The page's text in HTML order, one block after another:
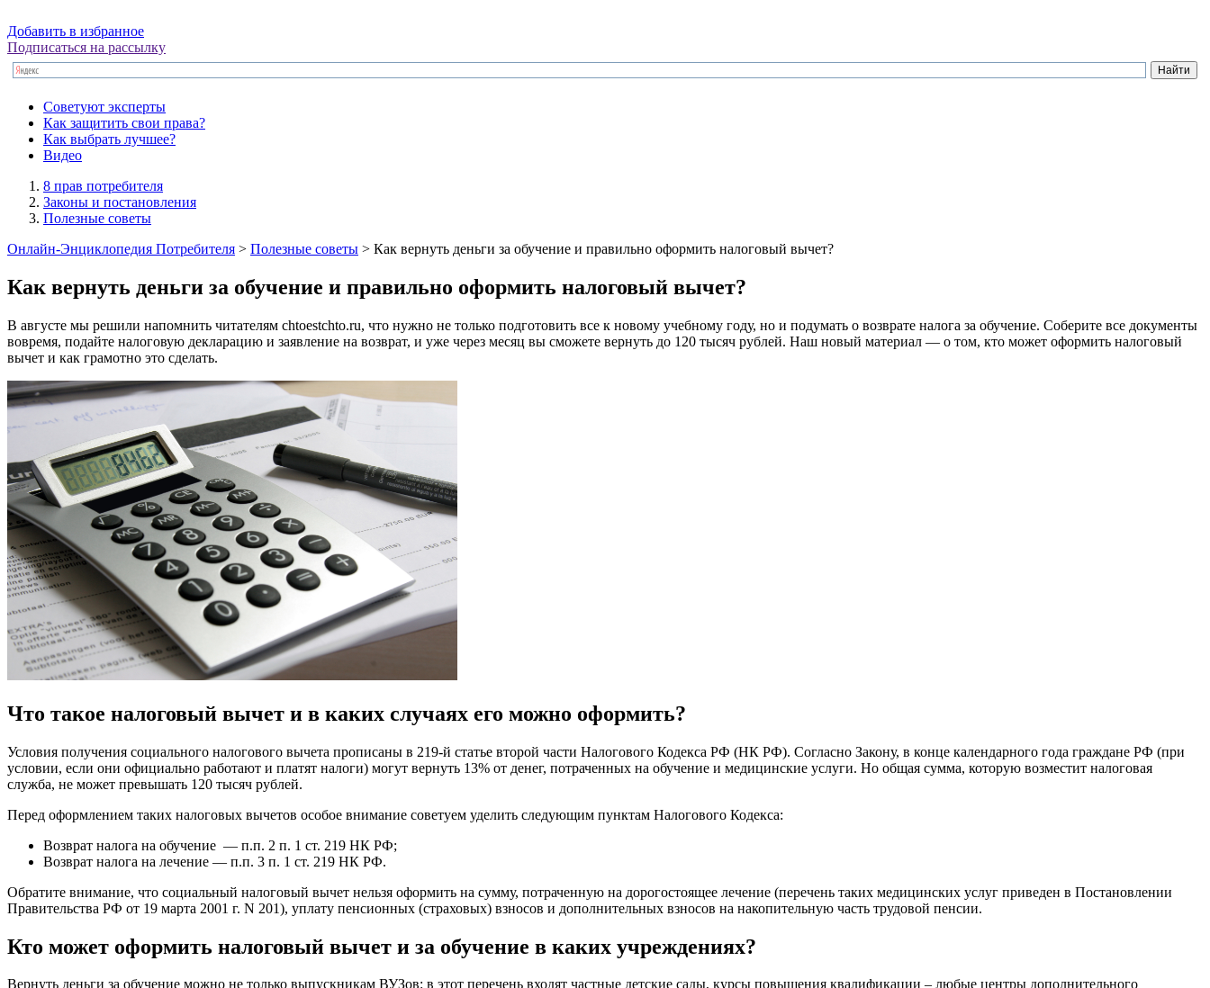
Добавить в избранное
Подписаться на рассылку
Советуют эксперты
Как защитить свои права?
Как выбрать лучшее?
Видео
8 прав потребителя
Законы и постановления
Полезные советы
Онлайн-Энциклопедия Потребителя > Полезные советы > Как вернуть деньги за обучение и правильно оформить налоговый вычет?
Как вернуть деньги за обучение и правильно оформить налоговый вычет?
В августе мы решили напомнить читателям chtoestchto.ru, что нужно не только подготовить все к новому учебному году, но и подумать о возврате налога за обучение. Соберите все документы
вовремя, подайте налоговую декларацию и заявление на возврат, и уже через месяц вы cможете вернуть до 120 тысяч рублей. Наш новый материал — о том, кто может оформить налоговый
вычет и как грамотно это сделать.
Что такое налоговый вычет и в каких случаях его можно оформить?
Условия получения социального налогового вычета прописаны в 219-й статье второй части Налогового Кодекса РФ (НК РФ). Согласно Закону, в конце календарного года граждане РФ (при
условии, если они официально работают и платят налоги) могут вернуть 13% от денег, потраченных на обучение и медицинские услуги. Но общая сумма, которую возместит налоговая
служба, не может превышать 120 тысяч рублей.
Перед оформлением таких налоговых вычетов особое внимание советуем уделить следующим пунктам Налогового Кодекса:
Возврат налога на обучение — п.п. 2 п. 1 ст. 219 НК РФ;
Возврат налога на лечение — п.п. 3 п. 1 ст. 219 НК РФ.
Обратите внимание, что социальный налоговый вычет нельзя оформить на сумму, потраченную на дорогостоящее лечение (перечень таких медицинских услуг приведен в Постановлении
Правительства РФ от 19 марта 2001 г. N 201), уплату пенсионных (страховых) взносов и дополнительных взносов на накопительную часть трудовой пенсии.
Кто может оформить налоговый вычет и за обучение в каких учреждениях?
Вернуть деньги за обучение можно не только выпускникам ВУЗов: в этот перечень входят частные детские сады, курсы повышения квалификации – любые центры дополнительного